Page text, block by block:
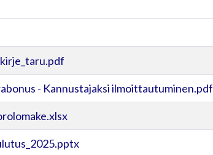
- Kannustajaksi ilmoittautuminen.pdf